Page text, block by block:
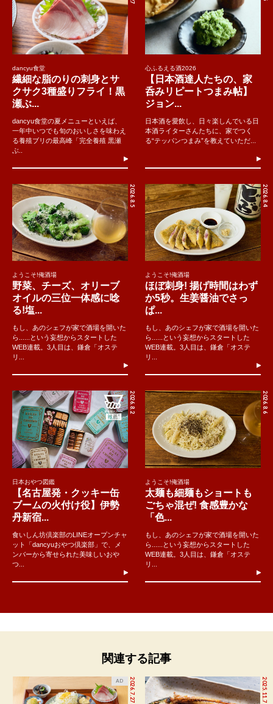
dancyu食堂
繊細な脂のりの刺身とサ
クサク3種盛りフライ！黒
瀬ぶ...
dancyu食堂の夏メニューといえば、
一年中いつでも旬のおいしさを味わえ
る養殖ブリの最高峰「完全養殖 黒瀬
ぶ..
心ふるえる酒2026
【日本酒達人たちの、家
呑みリピートつまみ帖】
ジョン...
日本酒を愛飲し、日々楽しんでいる日
本酒ライターさんたちに、家でつく
る“テッパンつまみ”を教えていただ...
2026.8.5
ようこそ!俺酒場
野菜、チーズ、オリーブ
オイルの三位一体感に唸
る!塩...
もし、あのシェフが家で酒場を開いた
ら......という妄想からスタートした
WEB連載。3人目は、鎌倉「オステ
リ...
2026.8.4
ようこそ!俺酒場
ほぼ刺身! 揚げ時間はわず
か5秒。生姜醤油でさっ
ぱ...
もし、あのシェフが家で酒場を開いた
ら......という妄想からスタートした
WEB連載。3人目は、鎌倉「オステ
リ...
2026.8.2
日本おやつ図鑑
【名古屋発・クッキー缶
ブームの火付け役】伊勢
丹新宿...
食いしん坊倶楽部のLINEオープンチャ
ット「dancyuおやつ倶楽部」で、メ
ンバーから寄せられた美味しいおや
つ...
2026.8.6
ようこそ!俺酒場
太麺も細麺もショートも
ごちゃ混ぜ! 食感豊かな
「色...
もし、あのシェフが家で酒場を開いた
ら......という妄想からスタートした
WEB連載。3人目は、鎌倉「オステ
リ...
関連する記事
2026.7.27
AD 2025.11.7